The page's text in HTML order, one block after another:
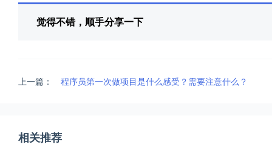
觉得不错，顺手分享一下
上一篇： 程序员第一次做项目是什么感受？需要注意什么？
相关推荐